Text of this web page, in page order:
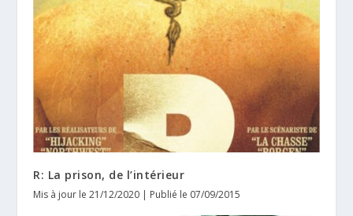
R: La prison, de l’intérieur
Mis à jour le 21/12/2020 | Publié le 07/09/2015